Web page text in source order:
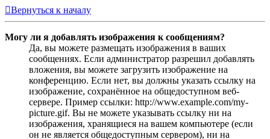
Вернуться к началу
Могу ли я добавлять изображения к сообщениям?
Да, вы можете размещать изображения в ваших
сообщениях. Если администратор разрешил добавлять
вложения, вы можете загрузить изображение на
конференцию. Если нет, вы должны указать ссылку на
изображение, сохранённое на общедоступном веб-
сервере. Пример ссылки: http://www.example.com/my-
picture.gif. Вы не можете указывать ссылку ни на
изображения, хранящиеся на вашем компьютере (если
он не является общедоступным сервером), ни на